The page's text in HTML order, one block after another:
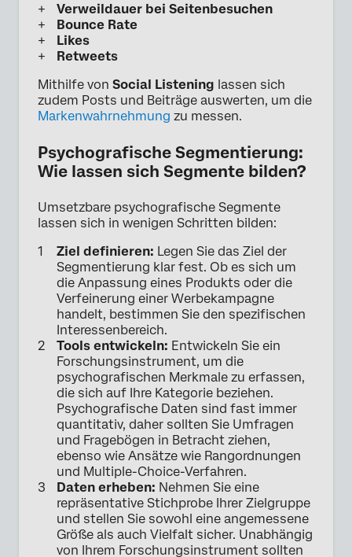
Verweildauer bei Seitenbesuchen
Bounce Rate
Likes
Retweets
Mithilfe von Social Listening lassen sich
zudem Posts und Beiträge auswerten, um die
Markenwahrnehmung zu messen.
Psychografische Segmentierung:
Wie lassen sich Segmente bilden?
Umsetzbare psychografische Segmente
lassen sich in wenigen Schritten bilden:
Ziel definieren: Legen Sie das Ziel der
Segmentierung klar fest. Ob es sich um
die Anpassung eines Produkts oder die
Verfeinerung einer Werbekampagne
handelt, bestimmen Sie den spezifischen
Interessenbereich.
Tools entwickeln: Entwickeln Sie ein
Forschungsinstrument, um die
psychografischen Merkmale zu erfassen,
die sich auf Ihre Kategorie beziehen.
Psychografische Daten sind fast immer
quantitativ, daher sollten Sie Umfragen
und Fragebögen in Betracht ziehen,
ebenso wie Ansätze wie Rangordnungen
und Multiple-Choice-Verfahren.
Daten erheben: Nehmen Sie eine
repräsentative Stichprobe Ihrer Zielgruppe
und stellen Sie sowohl eine angemessene
Größe als auch Vielfalt sicher. Unabhängig
von Ihrem Forschungsinstrument sollten